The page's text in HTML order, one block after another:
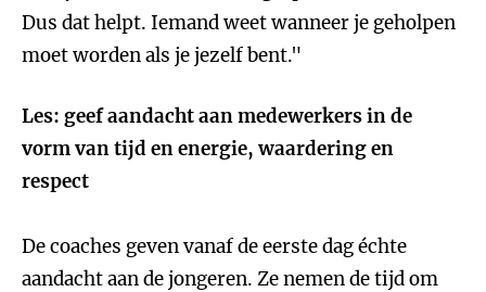
Dus dat helpt. Iemand weet wanneer je geholpen
moet worden als je jezelf bent."
Les: geef aandacht aan medewerkers in de
vorm van tijd en energie, waardering en
respect
De coaches geven vanaf de eerste dag échte
aandacht aan de jongeren. Ze nemen de tijd om